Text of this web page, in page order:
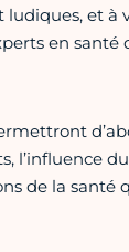
ludiques, et
en
l’influence
de la santé